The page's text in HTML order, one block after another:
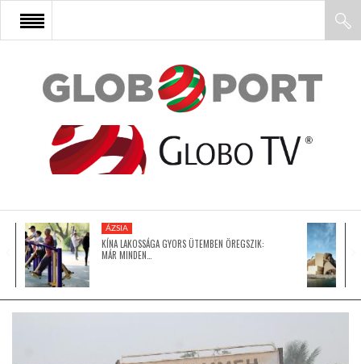
FŐOLDAL
AFRIKA
ÁZSIA
ÁZSIA
KÍNA LAKOSSÁGA GYORS ÜTEMBEN ÖREGSZIK:
MÁR MINDEN…